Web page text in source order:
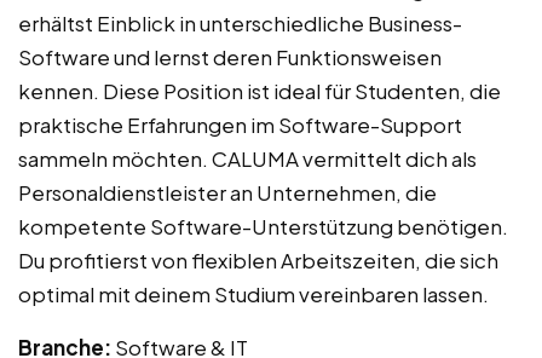
erhältst Einblick in unterschiedliche Business-
Software und lernst deren Funktionsweisen
kennen. Diese Position ist ideal für Studenten, die
praktische Erfahrungen im Software-Support
sammeln möchten. CALUMA vermittelt dich als
Personaldienstleister an Unternehmen, die
kompetente Software-Unterstützung benötigen.
Du profitierst von flexiblen Arbeitszeiten, die sich
optimal mit deinem Studium vereinbaren lassen.
Branche: Software & IT